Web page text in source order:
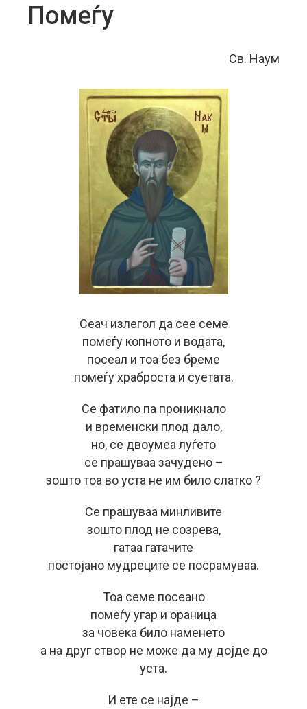
Помеѓу
Св. Наум
Сеач излегол да сее семе
помеѓу копното и водата,
посеал и тоа без бреме
помеѓу храброста и суетата.
Се фатило па проникнало
и временски плод дало,
но, се двоумеа луѓето
се прашуваа зачудено –
зошто тоа во уста не им било слатко ?
Се прашуваа минливите
зошто плод не созрева,
гатаа гатачите
постојано мудреците се посрамуваа.
Тоа семе посеано
помеѓу угар и ораница
за човека било наменето
а на друг створ не може да му дојде до
уста.
И ете се најде –